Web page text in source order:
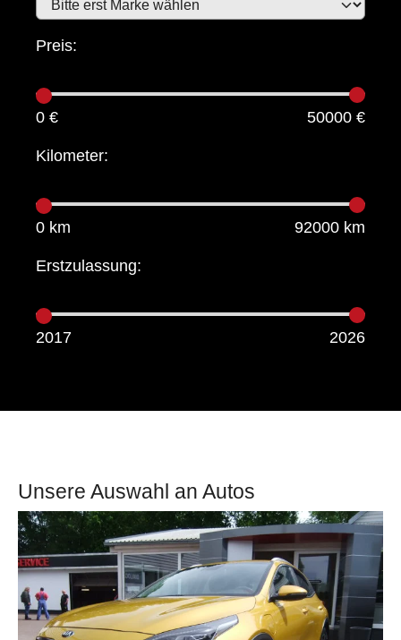
Preis:
0 € 50000 €
Kilometer:
0 km 92000 km
Erstzulassung:
2017 2026
Unsere Auswahl an Autos